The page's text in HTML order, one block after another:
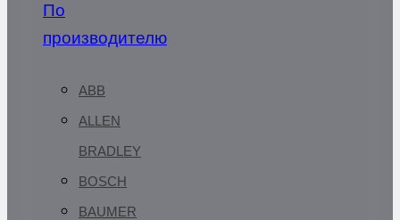
По
производителю
ABB
ALLEN
BRADLEY
BOSCH
BAUMER